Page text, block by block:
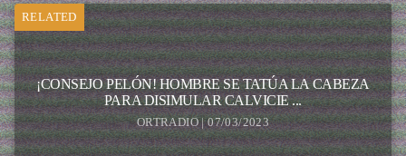
RELATED
¡CONSEJO PELÓN! HOMBRE SE TATÚA LA CABEZA
PARA DISIMULAR CALVICIE ...
ORTRADIO | 07/03/2023